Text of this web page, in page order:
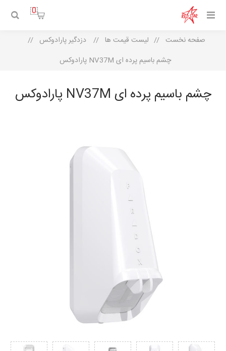
0
صفحه نخست / لیست قیمت ها / دزدگیر پارادوکس
/
چشم باسیم پرده ای NV37M پارادوکس
چشم باسیم پرده ای NV37M پارادوکس